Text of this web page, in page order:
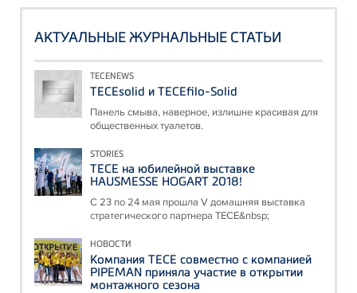
АКТУАЛЬНЫЕ ЖУРНАЛЬНЫЕ СТАТЬИ
TECENEWS
TECEsolid и TECEfilo-Solid
Панель смыва, наверное, излишне красивая для
общественных туалетов.
STORIES
ТЕСЕ на юбилейной выставке
HAUSMESSE HOGART 2018!
С 23 по 24 мая прошла V домашняя выставка
стратегического партнера ТЕСЕ&nbsp;
НОВОСТИ
Компания ТЕСЕ совместно с компанией
PIPEMAN приняла участие в открытии
монтажного сезона